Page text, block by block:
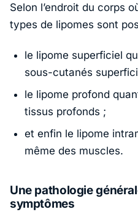
Selon l’endroit du corps
types de lipomes sont
le lipome superficiel
sous-cutanés
le lipome profond
tissus profonds ;
et enfin le lipome
même des muscles.
Une pathologie
symptômes